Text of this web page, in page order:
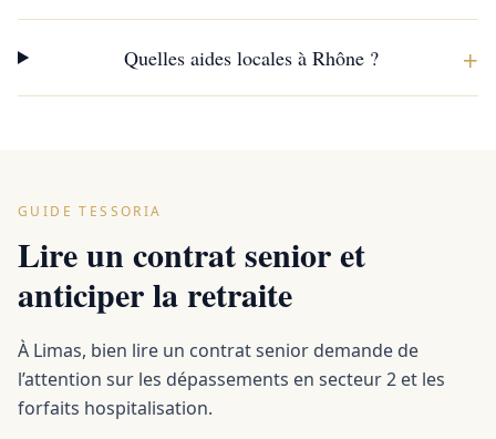
Quelles aides locales à Rhône ? +
GUIDE TESSORIA
Lire un contrat senior et
anticiper la retraite
À Limas, bien lire un contrat senior demande de
l’attention sur les dépassements en secteur 2 et les
forfaits hospitalisation.